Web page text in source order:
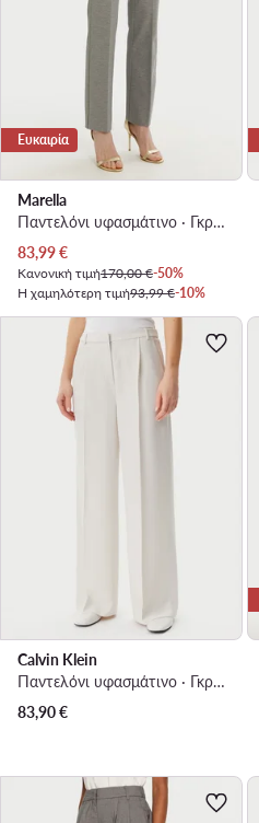
Ευκαιρία
Marella
Παντελόνι υφασμάτινο · Γκρι · Slim Fit
Τρέχουσα τιμή
83,99€
Κανονική τιμή170,00 €-50%
Η χαμηλότερη τιμή93,99 €-10%
Calvin Klein
Παντελόνι υφασμάτινο · Γκρι · Regular Fit
83,90€